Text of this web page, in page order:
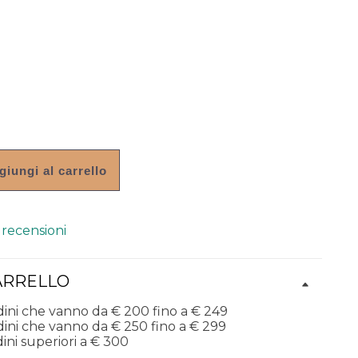
al carrello
che vanno da € 200 fino a € 249
che vanno da € 250 fino a € 299
superiori a € 300